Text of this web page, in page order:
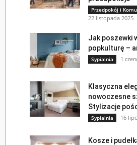
Przedpokój i
22 listopada 2025
Jak poszewki
popkulturę –
Sypialnia 1
Klasyczna
nowoczesne
Stylizacje
Sypialnia 16
Kosze i